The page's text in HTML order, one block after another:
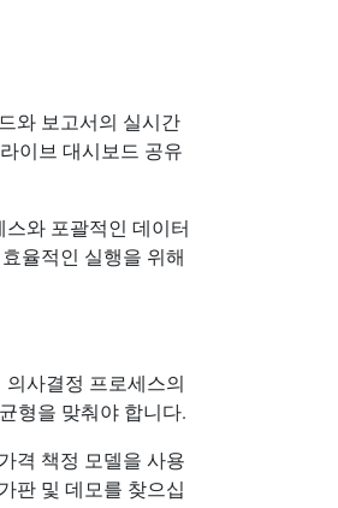
와 보고서의 실시간
이브 대시보드 공유
와 포괄적인 데이터
율적인 실행을 위해
사결정 프로세스의
형을 맞춰야 합니다.
격 책정 모델을 사용
판 및 데모를 찾으십